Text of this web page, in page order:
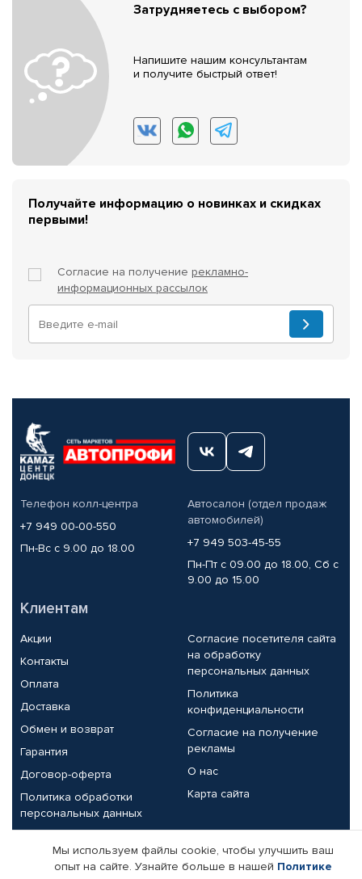
Затрудняетесь с выбором?
Напишите нашим консультантам
и получите быстрый ответ!
Получайте информацию о новинках и скидках
первыми!
Согласие на получение рекламно-
информационных рассылок
Телефон колл-центра
+7 949 00-00-550
Пн-Вс с 9.00 до 18.00
Автосалон (отдел продаж
автомобилей)
+7 949 503-45-55
Пн-Пт с 09.00 до 18.00, Сб с
9.00 до 15.00
Клиентам
Акции
Контакты
Оплата
Доставка
Обмен и возврат
Гарантия
Договор-оферта
Политика обработки
персональных данных
Согласие посетителя сайта
на обработку
персональных данных
Политика
конфиденциальности
Согласие на получение
рекламы
О нас
Карта сайта
Партнерам
Мы используем файлы cookie, чтобы улучшить ваш
опыт на сайте. Узнайте больше в нашей Политике